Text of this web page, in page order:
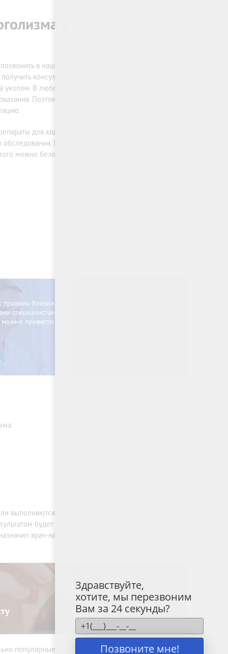
в
в нашу наркологическую клинику. Звонок
консультацию любого специалиста нашего
уколом. В любом случае перед проведением
Поэтому преимущественным является
для кодирования несовместимы с алкоголем.
Перед тем как применять
можно безопасно и эффективно проводить
близким людям сложно уговорить или
специалистами разработаны ЭФФЕКТИВНЫЕ
привести зависимого к решению обратиться
выполняются опытными профессионалами своего
будет длительная ремиссия длиною в жизнь.
врач-нарколог на основании результатов
популярные и действенные методики, особенно на
Здравствуйте,
хотите, мы перезвоним
Вам за 24 секунды?
Позвоните мне!